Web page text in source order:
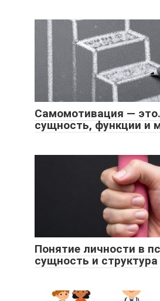
Самомотивация —
сущность, функции и
Понятие личности в
сущность и структура